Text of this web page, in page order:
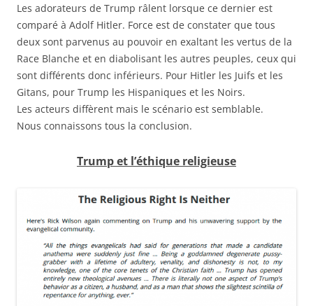
Les adorateurs de Trump râlent lorsque ce dernier est
comparé à Adolf Hitler. Force est de constater que tous
deux sont parvenus au pouvoir en exaltant les vertus de la
Race Blanche et en diabolisant les autres peuples, ceux qui
sont différents donc inférieurs. Pour Hitler les Juifs et les
Gitans, pour Trump les Hispaniques et les Noirs.
Les acteurs diffèrent mais le scénario est semblable.
Nous connaissons tous la conclusion.
Trump et l’éthique religieuse